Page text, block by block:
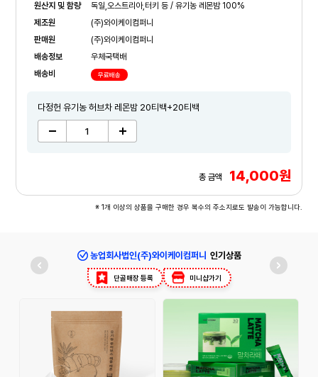
원산지 및 함량
독일,오스트리아,터키 등 / 유기농 레몬밤 100%
제조원
(주)와이케이컴퍼니
판매원
(주)와이케이컴퍼니
배송정보
우체국택배
배송비
무료배송
다정헌 유기농 허브차 레몬밤 20티백+20티백
총 금액 14,000원
※ 1개 이상의 상품을 구매한 경우 복수의 주소지로도 발송이 가능합니다.
농업회사법인(주)와이케이컴퍼니 인기상품
단골매장 등록 미니샵가기